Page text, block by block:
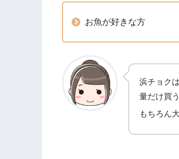
お魚が好きな方
浜チョク
量だけ買
もちろん